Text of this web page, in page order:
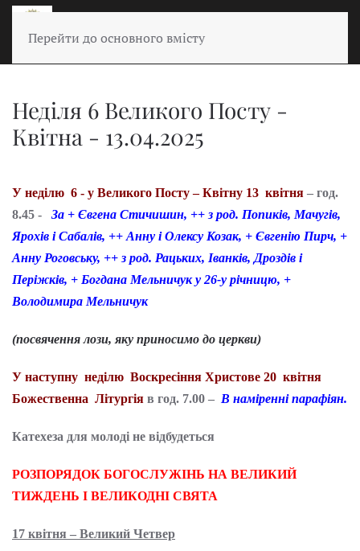
Перейти до основного вмісту
Неділя 6 Великого Посту -
Квітна - 13.04.2025
У неділю 6 - у Великого Посту – Квітну 13 квітня – год.
8.45 -
За + Євгена Стичишин, ++ з род. Попиків, Мачугів,
Ярохів і Сабалів, ++ Анну і Олексу Козак, + Євгенію Пирч, +
Анну Роговську, ++ з род. Рацьких, Іванків, Дроздів і
Періжків, + Богдана Мельничук у 26-у річницю, +
Володимира Мельничук
(посвячення лози, яку приносимо до церкви)
У наступну неділю Воскресіння Христове 20 квітня
Божественна Літургія в год. 7.00 – В наміренні парафіян.
Катехеза для молоді не відбудеться
РОЗПОРЯДОК БОГОСЛУЖІНЬ НА ВЕЛИКИЙ
ТИЖДЕНЬ І ВЕЛИКОДНІ СВЯТА
17 квітня – Великий Четвер